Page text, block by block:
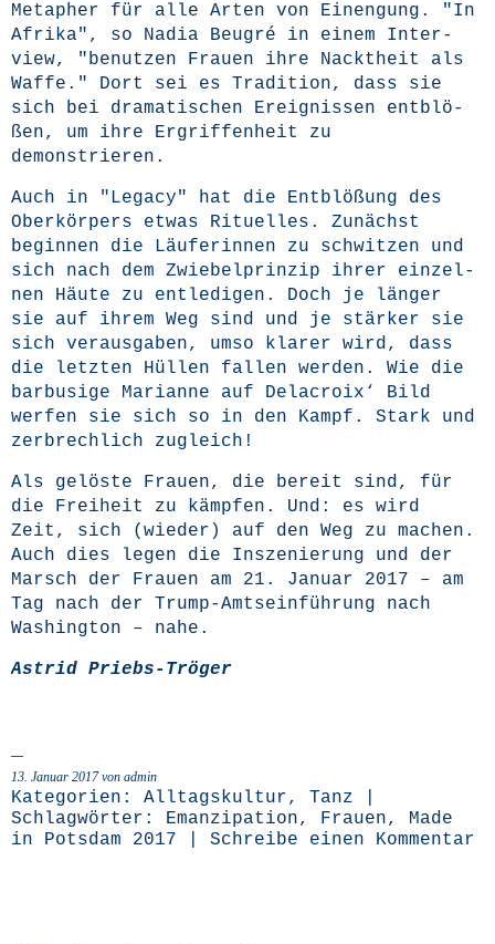
Meta­pher für alle Arten von Ein­engung. "In
Afri­ka", so Nadia Beu­g­ré in einem Inter­
view, "benut­zen Frau­en ihre Nackt­heit als
Waf­fe." Dort sei es Tra­di­ti­on, dass sie
sich bei dra­ma­ti­schen Ereig­nis­sen ent­blö­
ßen, um ihre Ergrif­fen­heit zu
demonstrieren.
Auch in "Lega­cy" hat die Ent­blö­ßung des
Ober­kör­pers etwas Ritu­el­les. Zunächst
begin­nen die Läu­fe­rin­nen zu schwit­zen und
sich nach dem Zwie­bel­prin­zip ihrer ein­zel­
nen Häu­te zu ent­le­di­gen. Doch je län­ger
sie auf ihrem Weg sind und je stär­ker sie
sich ver­aus­ga­ben, umso kla­rer wird, dass
die letz­ten Hül­len fal­len wer­den. Wie die
bar­bu­si­ge Mari­an­ne auf Delacroix‘ Bild
wer­fen sie sich so in den Kampf. Stark und
zer­brech­lich zugleich!
Als gelös­te Frau­en, die bereit sind, für
die Frei­heit zu kämp­fen. Und: es wird
Zeit, sich (wie­der) auf den Weg zu machen.
Auch dies legen die Insze­nie­rung und der
Marsch der Frau­en am 21. Janu­ar 2017 – am
Tag nach der Trump-Amts­ein­füh­rung nach
Washing­ton – nahe.
Astrid Priebs-Trö­ger
13. Januar 2017 von admin
Kategorien: Alltagskultur, Tanz
Schlagwörter: Emanzipation, Frauen, Made
in Potsdam 2017
Schreibe einen Kommentar